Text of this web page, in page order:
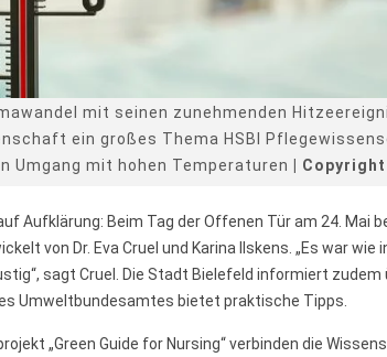
mit seinen zunehmenden
ein großes Thema HSBI
Umgang mit hohen Temperaturen
| Copyright
Aufklärung: Beim Tag der Offenen Tür am 24. Mai
von Dr. Eva Cruel und Karina Ilskens. „Es war wie
sagt Cruel. Die Stadt Bielefeld informiert zudem
Umweltbundesamtes bietet praktische Tipps.
„Green Guide for Nursing“ verbinden die